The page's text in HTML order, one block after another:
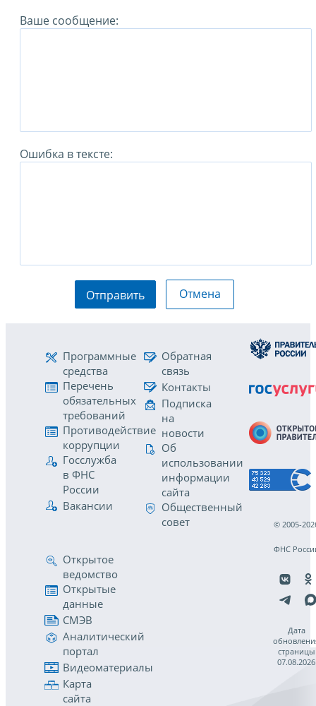
Ваше сообщение:
Ошибка в тексте:
Отправить Отмена
Программные
средства
Перечень
обязательных
требований
Противодействие
коррупции
Госслужба
в ФНС
России
Вакансии
Обратная
связь
Контакты
Подписка
на
новости
Об
использовании
информации
сайта
Общественный
совет
Открытое
ведомство
Открытые
данные
СМЭВ
Аналитический
портал
Видеоматериалы
Карта
сайта
© 2005-
ФНС
Дата
страницы
07.08.2026